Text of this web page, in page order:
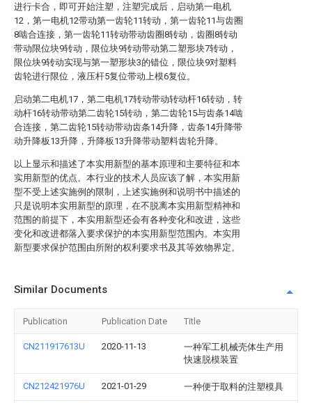
进行卡合，即可开始注塑，注塑完成后，启动第一电机
12，第一电机12带动第一齿轮11转动，第一齿轮11与齿圈
8啮合连接，第一齿轮11转动带动齿圈8转动，齿圈8转动
带动限位块9转动，限位块9转动带动第二塑形块7转动，
限位块9转动实现与第一塑形块3的错位，限位块9对塑料
齿轮进行限位，液压杆5复位带动上模6复位。
启动第二电机17，第二电机17转动带动转动杆16转动，转
动杆16转动带动第二齿轮15转动，第二齿轮15与齿条14啮
合连接，第二齿轮15转动带动齿条14升降，齿条14升降带
动升降板13升降，升降板13升降带动塑料齿轮升降。
以上显示和描述了本实用新型的基本原理和主要特征和本
实用新型的优点。本行业的技术人员应该了解，本实用新
型不受上述实施例的限制，上述实施例和说明书中描述的
只是说明本实用新型的原理，在不脱离本实用新型精神和
范围的前提下，本实用新型还会有各种变化和改进，这些
变化和改进都落入要求保护的本实用新型范围内。本实用
新型要求保护范围由所附的权利要求书及其等效物界定。
Similar Documents
Publication Publication Date Title
CN211917613U 2020-11-13
一种军工机械壳体生产用
快速脱模装置
CN212421976U 2021-01-29 一种便于取料的注塑模具